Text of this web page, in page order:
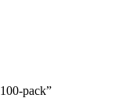
pack”